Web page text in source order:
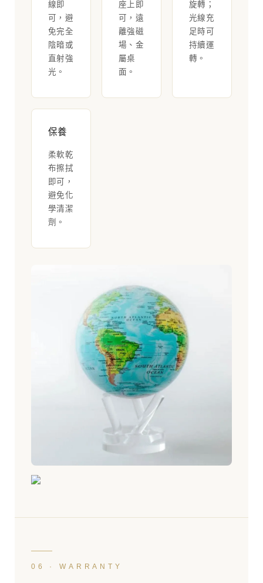
線即
可，避
免完全
陰暗或
直射強
光。
座上即
可，遠
離強磁
場、金
屬桌
面。
旋轉；
光線充
足時可
持續運
轉。
保養
柔軟乾
布擦拭
即可，
避免化
學清潔
劑。
06 · WARRANTY